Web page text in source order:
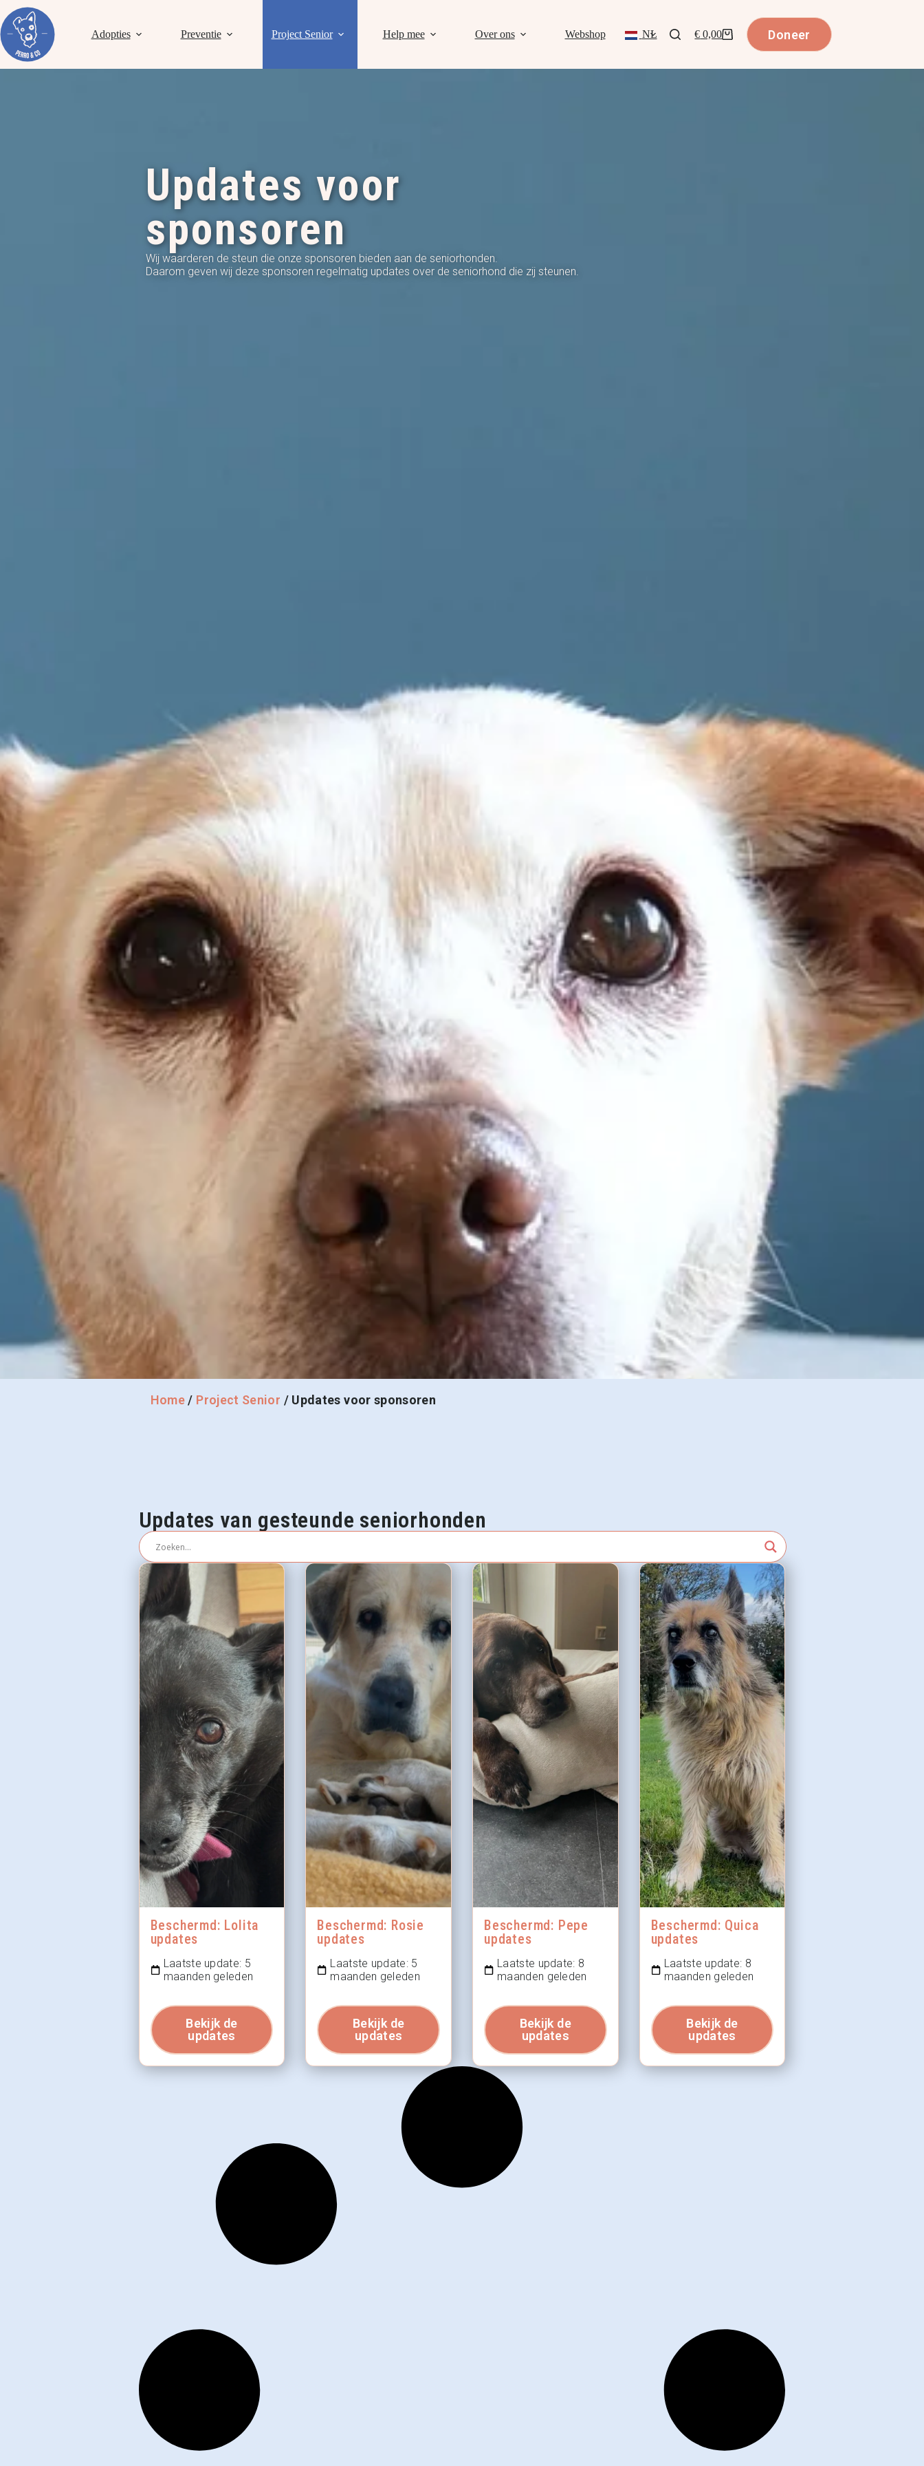
Adopties Preventie Project Senior Help mee Over ons Webshop NL € 0,00 Doneer
Updates voor
sponsoren
Wij waarderen de steun die onze sponsoren bieden aan de seniorhonden.
Daarom geven wij deze sponsoren regelmatig updates over de seniorhond die zij steunen.
Home / Project Senior / Updates voor sponsoren
Updates van gesteunde seniorhonden
Beschermd: Lolita
updates
Laatste update: 5
maanden geleden
Bekijk de
updates
Beschermd: Rosie
updates
Laatste update: 5
maanden geleden
Bekijk de
updates
Beschermd: Pepe
updates
Laatste update: 8
maanden geleden
Bekijk de
updates
Beschermd: Quica
updates
Laatste update: 8
maanden geleden
Bekijk de
updates